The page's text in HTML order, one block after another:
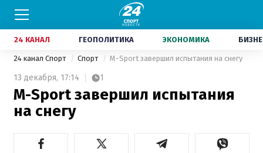
24 КАНАЛ ГЕОПОЛИТИКА ЭКОНОМИКА
24 канал Спорт Спорт M-Sport завершил испытания на снегу
13 декабря, 17:14 1
M-Sport завершил испытания
на снегу